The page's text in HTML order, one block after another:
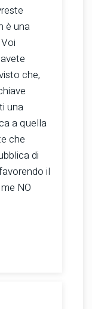
è una
che,
una
a quella
che
di
il
NO